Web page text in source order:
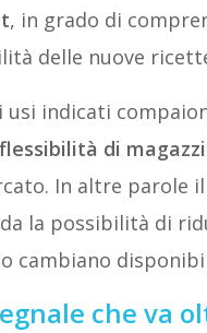
, in grado di
delle nuove
usi indicati
flessibilità di
In altre parole
la possibilità di
cambiano
che va